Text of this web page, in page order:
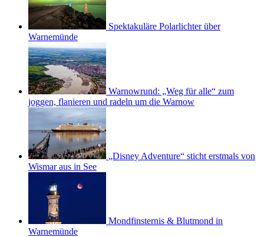
Spektakuläre Polarlichter über
Warnemünde
Warnowrund: „Weg für alle“ zum
joggen, flanieren und radeln um die Warnow
„Disney Adventure“ sticht erstmals von
Wismar aus in See
Mondfinsternis & Blutmond in
Warnemünde